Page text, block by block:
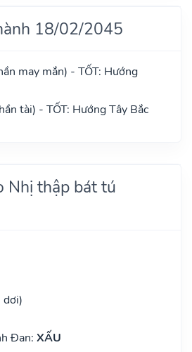
18/02/2045
may mắn) - TỐT: Hướng
tài) - TỐT: Hướng Tây Bắc
Nhị thập bát tú
dơi)
Đan: XẤU